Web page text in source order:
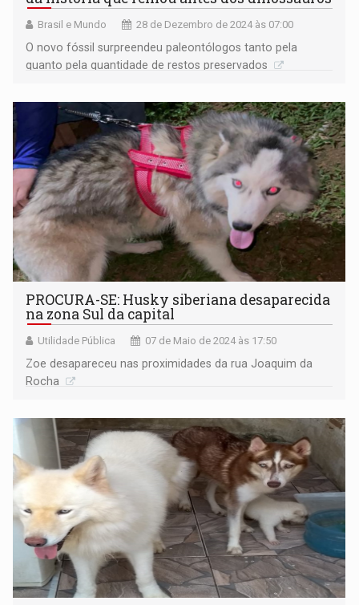
Brasil e Mundo 28 de Dezembro de 2024 às 07:00
O novo fóssil surpreendeu paleontólogos tanto pela
quanto pela quantidade de restos preservados
PROCURA-SE: Husky siberiana desaparecida
na zona Sul da capital
Utilidade Pública 07 de Maio de 2024 às 17:50
Zoe desapareceu nas proximidades da rua Joaquim da
Rocha